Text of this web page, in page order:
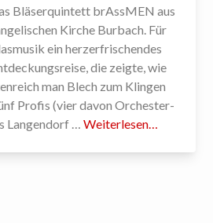
Bläser­quintett brAssMEN aus
Kirche Burbach. Für
ein herz­erfri­schendes
die zeigte, wie
man Blech zum Klingen
Profis (vier davon Orchester­
Langen­dorf …Weiterlesen…